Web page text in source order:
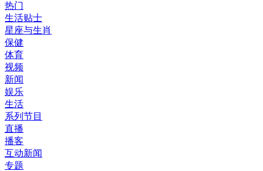
热门
生活贴士
星座与生肖
保健
体育
视频
新闻
娱乐
生活
系列节目
直播
播客
互动新闻
专题